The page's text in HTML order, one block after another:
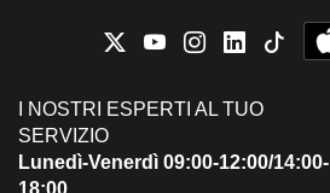
I NOSTRI ESPERTI AL TUO
SERVIZIO
Lunedì-Venerdì 09:00-12:00/14:00-
18:00